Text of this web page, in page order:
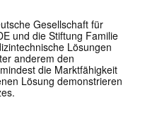
Gesellschaft für
und die Stiftung Familie
Lösungen
anderem den
die Marktfähigkeit
Lösung demonstrieren